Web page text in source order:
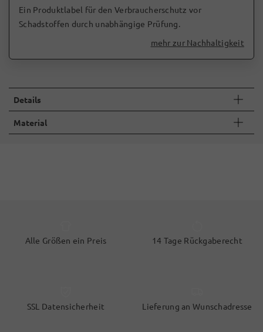
Ein Produktlabel für den Verbraucherschutz vor
Schadstoffen durch unabhängige Prüfung.
mehr zur Nachhaltigkeit
Details
Material
Alle Größen ein Preis 14 Tage Rückgaberecht
SSL Datensicherheit Lieferung an Wunschadresse